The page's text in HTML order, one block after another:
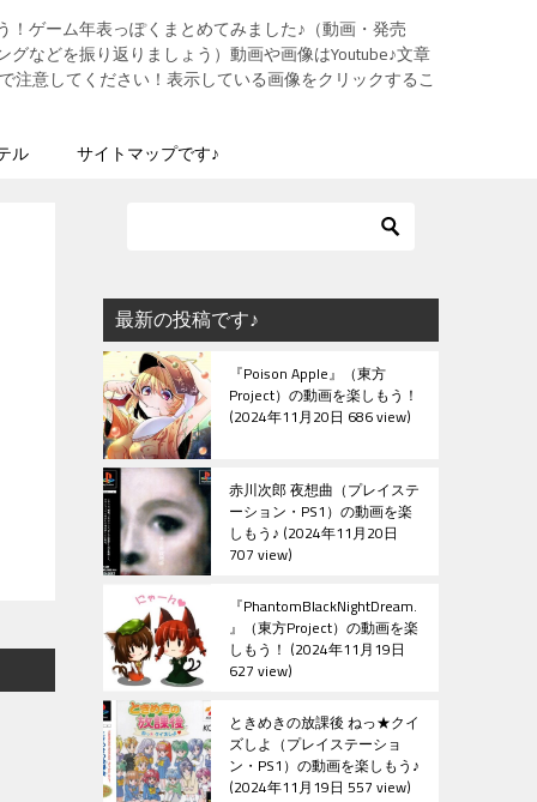
ゲーム年表っぽくまとめてみました♪（動画・発売
などを振り返りましょう）動画や画像はYoutube♪文章
注意してください！表示している画像をクリックするこ
ル サイトマップです♪
最新の投稿です♪
『Poison Apple』（東方
Project）の動画を楽しもう！
2024年11月20日 686 view
赤川次郎 夜想曲（プレイステ
ーション・PS1）の動画を楽
しもう♪ 2024年11月20日
707 view
『PhantomBlackNightDream.
』（東方Project）の動画を楽
しもう！ 2024年11月19日
627 view
ときめきの放課後 ねっ★クイ
ズしよ（プレイステーショ
ン・PS1）の動画を楽しもう♪
2024年11月19日 557 view